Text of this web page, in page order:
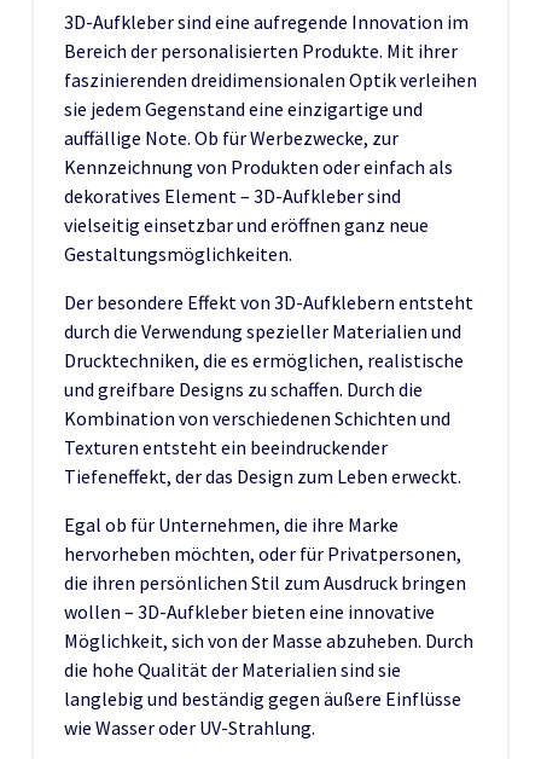
3D-Aufkleber sind eine aufregende Innovation im
Bereich der personalisierten Produkte. Mit ihrer
faszinierenden dreidimensionalen Optik verleihen
sie jedem Gegenstand eine einzigartige und
auffällige Note. Ob für Werbezwecke, zur
Kennzeichnung von Produkten oder einfach als
dekoratives Element – 3D-Aufkleber sind
vielseitig einsetzbar und eröffnen ganz neue
Gestaltungsmöglichkeiten.
Der besondere Effekt von 3D-Aufklebern entsteht
durch die Verwendung spezieller Materialien und
Drucktechniken, die es ermöglichen, realistische
und greifbare Designs zu schaffen. Durch die
Kombination von verschiedenen Schichten und
Texturen entsteht ein beeindruckender
Tiefeneffekt, der das Design zum Leben erweckt.
Egal ob für Unternehmen, die ihre Marke
hervorheben möchten, oder für Privatpersonen,
die ihren persönlichen Stil zum Ausdruck bringen
wollen – 3D-Aufkleber bieten eine innovative
Möglichkeit, sich von der Masse abzuheben. Durch
die hohe Qualität der Materialien sind sie
langlebig und beständig gegen äußere Einflüsse
wie Wasser oder UV-Strahlung.